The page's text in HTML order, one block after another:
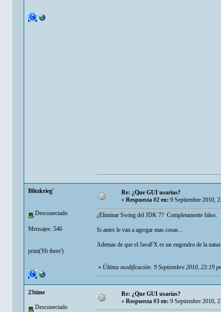
Blitzkrieg'
Desconectado
Mensajes: 546
print('Hi there')
Re: ¿Que GUI usarías?
«Respuesta #2 en:9 Septiembre 2010,
¿Eliminar Swing del JDK 7? Completamente falso.
Si antes le van a agregar mas cosas...
Ademas de que el JavaFX es un engendro de la
«Última modificación: 9 Septiembre 2010, 23:19
23time
Desconectado
Re: ¿Que GUI usarías?
« Respuesta #3 en: 9 Septiembre 2010,